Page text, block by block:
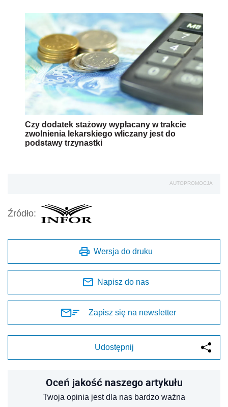
Czy dodatek stażowy wypłacany w trakcie
zwolnienia lekarskiego wliczany jest do
podstawy trzynastki
AUTOPROMOCJA
Źródło:
Wersja do druku
Napisz do nas
Zapisz się na newsletter
Udostępnij
Oceń jakość naszego artykułu
Twoja opinia jest dla nas bardzo ważna